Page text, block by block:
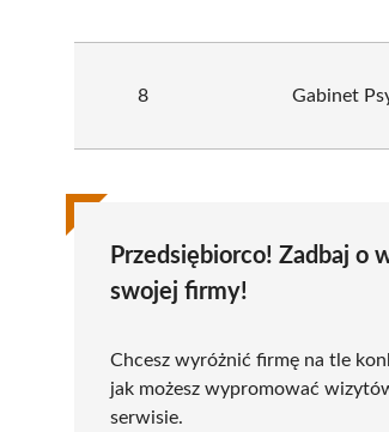
8 Gabinet
Przedsiębiorco! Zadbaj o
swojej firmy!
Chcesz wyróżnić firmę na tle
jak możesz wypromować
serwisie.